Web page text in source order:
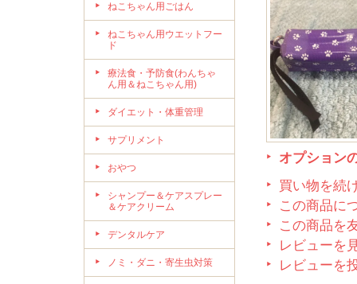
ねこちゃん用ごはん
ねこちゃん用ウエットフー
ド
療法食・予防食(わんちゃ
ん用＆ねこちゃん用)
ダイエット・体重管理
サプリメント
おやつ
シャンプー＆ケアスプレー
＆ケアクリーム
デンタルケア
ノミ・ダニ・寄生虫対策
オプション
買い物を続
この商品に
この商品を
レビューを
レビューを